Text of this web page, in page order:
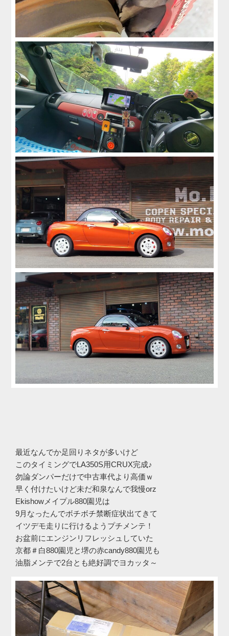
最近なんでか足回りネタが多いけど
このタイミングでLA350S用CRUX完成♪
勿論ダンパーだけで中古車代より高価ｗ
早く付けたいけど未だ和泉なんで我慢orz
Ekishowメイプル880園児は
9月なったんでボチボチ禁断症状出てきて
イツデモ走りに行けるようプチメンテ！
お盆前にエンジンリフレッシュしていた
京都＃白880園児と堺の赤candy880園児も
油脂メンテで2台とも絶好調でヨカッタ～